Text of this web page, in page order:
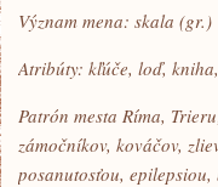
Význam mena: skala (gr.)
Atribúty: kľúče, loď,
Patrón mesta Ríma,
zámočníkov, kováčov,
posanutosťou,